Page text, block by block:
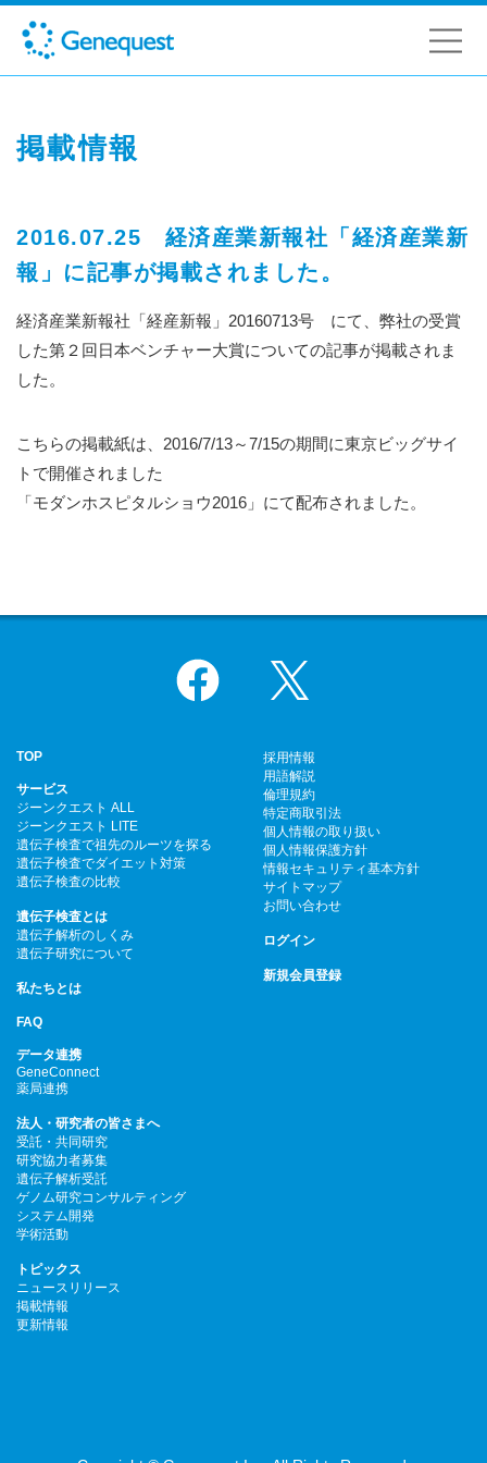
掲載情報
2016.07.25 経済産業新報社「経済産業新
報」に記事が掲載されました。
経済産業新報社「経産新報」20160713号 にて、弊社の受賞
した第２回日本ベンチャー大賞についての記事が掲載されま
した。
こちらの掲載紙は、2016/7/13～7/15の期間に東京ビッグサイ
トで開催されました
「モダンホスピタルショウ2016」にて配布されました。
Facebook
TOP
サービス
ジーンクエスト ALL
ジーンクエスト LITE
遺伝子検査で祖先のルーツを探る
遺伝子検査でダイエット対策
遺伝子検査の比較
遺伝子検査とは
遺伝子解析のしくみ
遺伝子研究について
私たちとは
FAQ
データ連携
GeneConnect
薬局連携
法人・研究者の皆さまへ
受託・共同研究
研究協力者募集
遺伝子解析受託
ゲノム研究コンサルティング
システム開発
学術活動
トピックス
ニュースリリース
掲載情報
更新情報
採用情報
用語解説
倫理規約
特定商取引法
個人情報の取り扱い
個人情報保護方針
情報セキュリティ基本方針
サイトマップ
お問い合わせ
ログイン
新規会員登録